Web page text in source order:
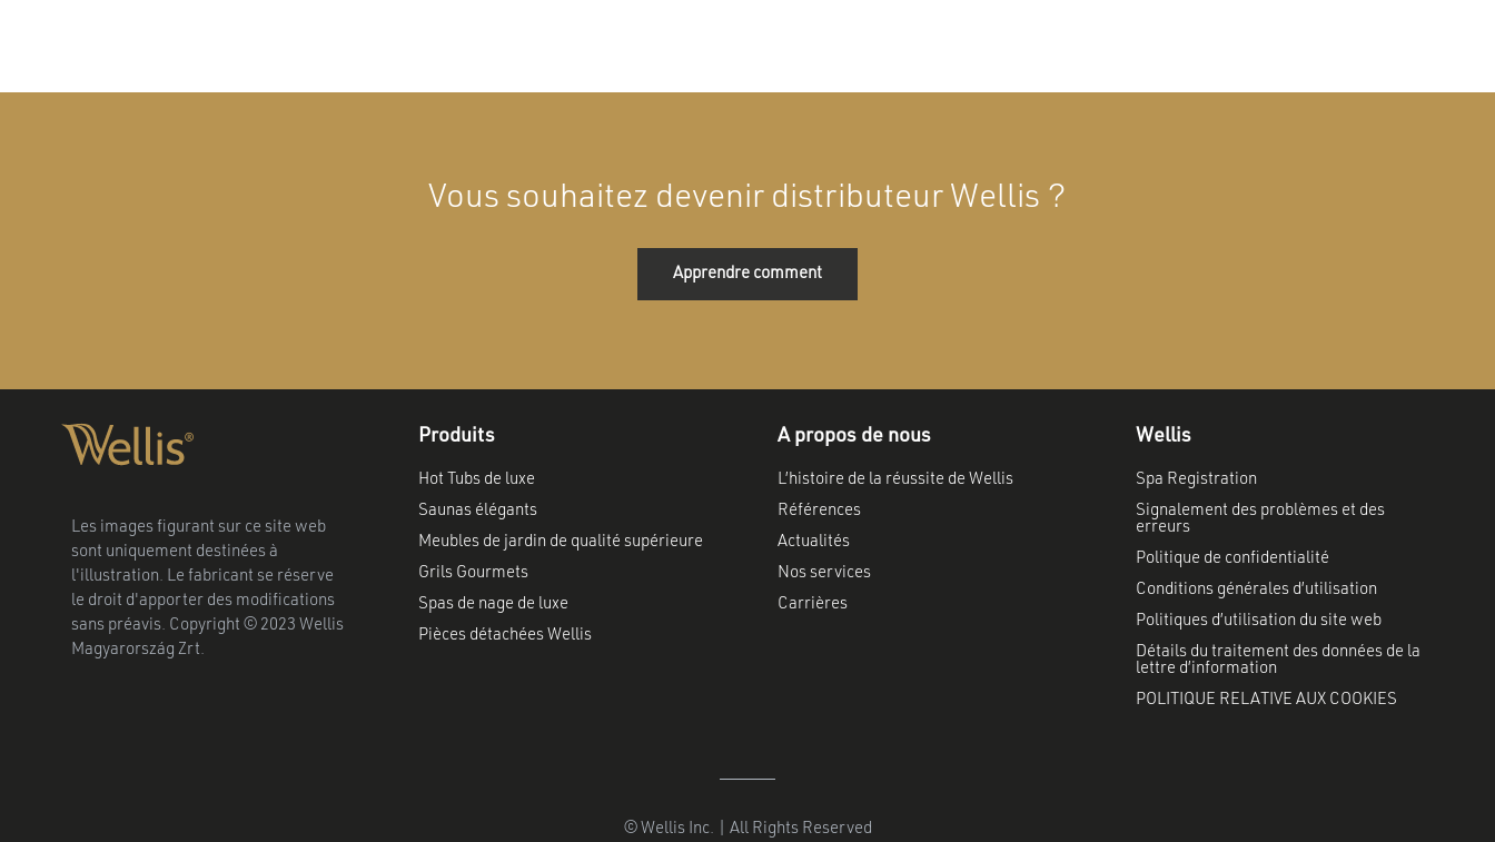
Vous souhaitez devenir distributeur Wellis ?
Apprendre comment
Les images figurant sur ce site web
sont uniquement destinées à
l'illustration. Le fabricant se réserve
le droit d'apporter des modifications
sans préavis. Copyright © 2023 Wellis
Magyarország Zrt.
Produits
Hot Tubs de luxe
Saunas élégants
Meubles de jardin de qualité supérieure
Grils Gourmets
Spas de nage de luxe
Pièces détachées Wellis
A propos de nous
L’histoire de la réussite de Wellis
Références
Actualités
Nos services
Carrières
Wellis
Spa Registration
Signalement des problèmes et des
erreurs
Politique de confidentialité
Conditions générales d’utilisation
Politiques d’utilisation du site web
Détails du traitement des données de la
lettre d’information
POLITIQUE RELATIVE AUX COOKIES
© Wellis Inc. | All Rights Reserved